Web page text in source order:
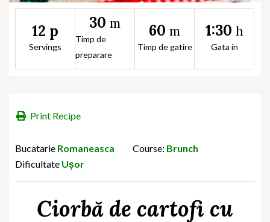
12 p
Servings
30 m
Timp de
preparare
60 m
Timp de gatire
1:30 h
Gata in
Print Recipe
Bucatarie Romaneasca Course: Brunch
Dificultate Ușor
Ciorbă de cartofi cu